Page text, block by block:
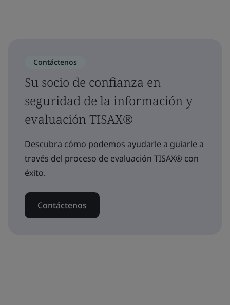
Contáctenos
Su socio de confianza en
seguridad de la información y
evaluación TISAX®
Descubra cómo podemos ayudarle a guiarle a
través del proceso de evaluación TISAX® con
éxito.
Contáctenos